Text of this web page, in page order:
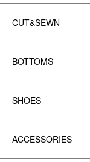
CUT&SEWN
BOTTOMS
SHOES
ACCESSORIES